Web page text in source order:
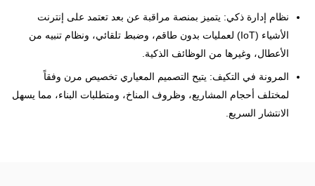
نظام إدارة ذكي: يتميز بمنصة مراقبة عن بعد تعتمد على إنترنت
الأشياء (IoT) لعمليات بدون طاقم، وضبط تلقائي، ونظام تنبيه من
الأعطال، وغيرها من الوظائف الذكية.
المرونة في التكيف: يتيح التصميم المعياري تخصيص مرن وفقاً
لمختلف أحجام المشاريع، وظروف المناخ، ومتطلبات البناء، مما يسهل
الانتشار السريع.